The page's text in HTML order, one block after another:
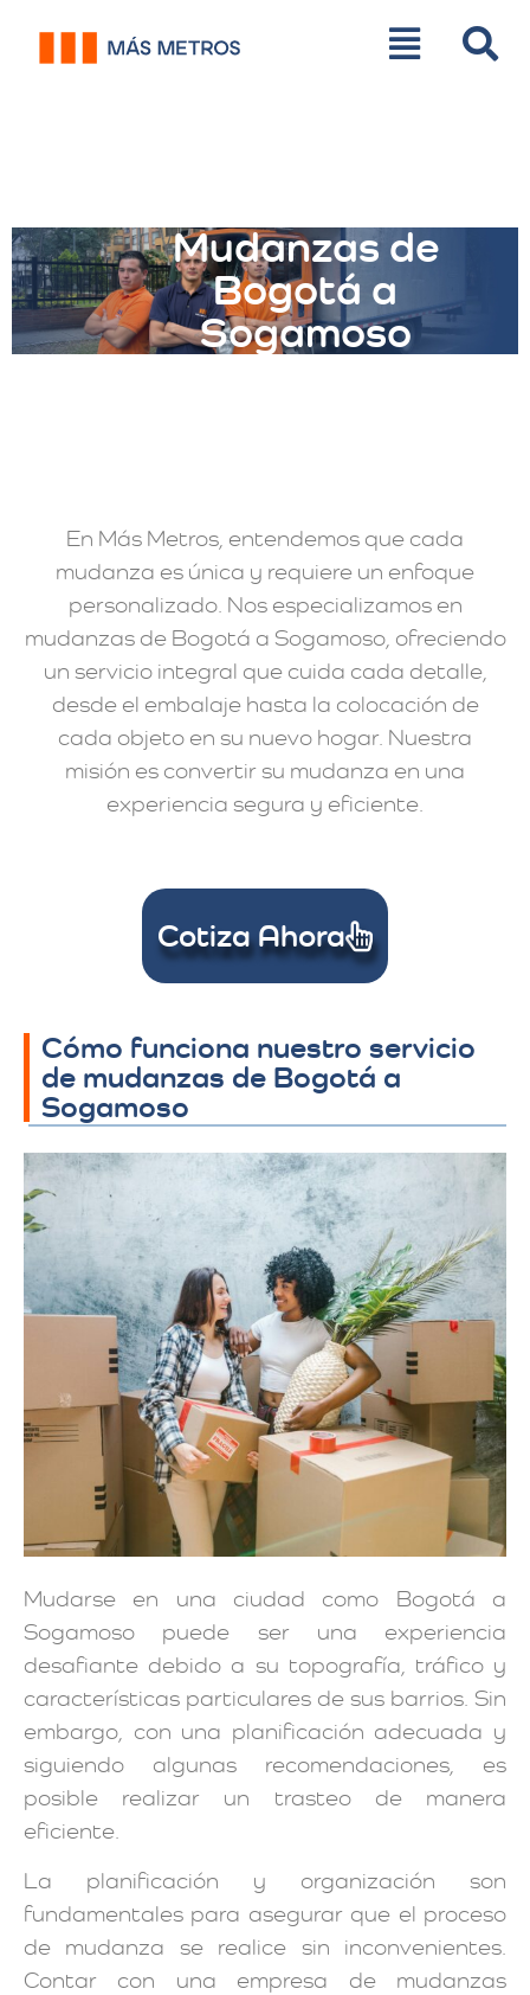
Mudanzas de
Bogotá a
Sogamoso
En Más Metros, entendemos que cada
mudanza es única y requiere un enfoque
personalizado. Nos especializamos en
mudanzas de Bogotá a Sogamoso, ofreciendo
un servicio integral que cuida cada detalle,
desde el embalaje hasta la colocación de
cada objeto en su nuevo hogar. Nuestra
misión es convertir su mudanza en una
experiencia segura y eficiente.
Cotiza Ahora
Cómo funciona nuestro servicio
de mudanzas de Bogotá a
Sogamoso
Mudarse en una ciudad como Bogotá a
Sogamoso puede ser una experiencia
desafiante debido a su topografía, tráfico y
características particulares de sus barrios. Sin
embargo, con una planificación adecuada y
siguiendo algunas recomendaciones, es
posible realizar un trasteo de manera
eficiente.
La planificación y organización son
fundamentales para asegurar que el proceso
de mudanza se realice sin inconvenientes.
Contar con una empresa de mudanzas